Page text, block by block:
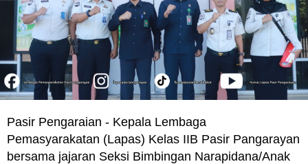
Pasir Pengaraian - Kepala Lembaga
Pemasyarakatan (Lapas) Kelas IIB Pasir Pangarayan
bersama jajaran Seksi Bimbingan Narapidana/Anak